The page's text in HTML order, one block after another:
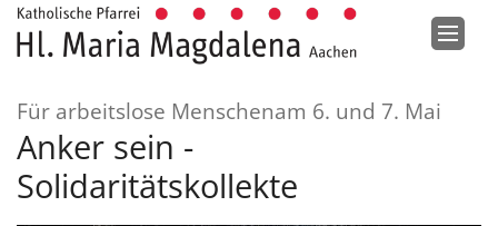
Zum Inhalt springen
Für arbeitslose Menschenam 6. und 7. Mai
Anker sein -
Solidaritätskollekte